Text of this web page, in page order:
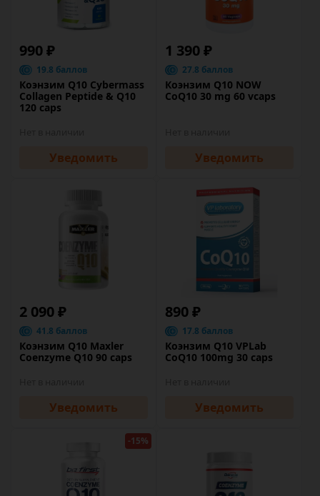
990 ₽
19.8 баллов
Коэнзим Q10 Cybermass
Collagen Peptide & Q10
120 caps
Уведомить
1 390 ₽
27.8 баллов
Коэнзим Q10 NOW
CoQ10 30 mg 60 vcaps
Уведомить
2 090 ₽
41.8 баллов
Коэнзим Q10 Maxler
Coenzyme Q10 90 caps
Уведомить
890 ₽
17.8 баллов
Коэнзим Q10 VPLab
CoQ10 100mg 30 caps
Уведомить
-15%